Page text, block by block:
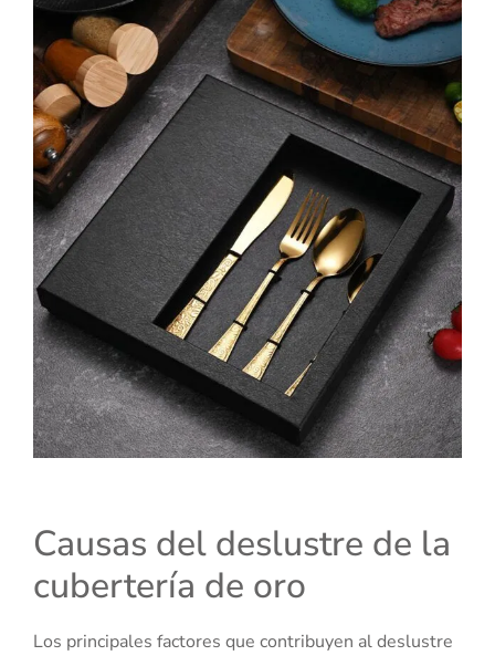
Causas del deslustre de la
cubertería de oro
Los principales factores que contribuyen al deslustre